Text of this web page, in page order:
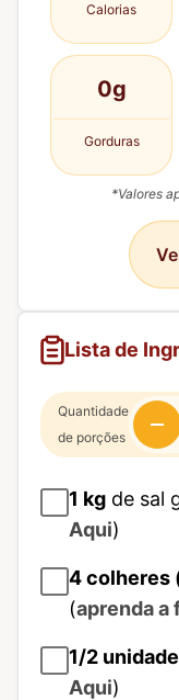
Calorias
0g
Gorduras
*Valores
Lista de
Quantidade
de porções
1 kg de sal
Aqui)
4colheres
(aprenda a
1/2 unidade
Aqui)